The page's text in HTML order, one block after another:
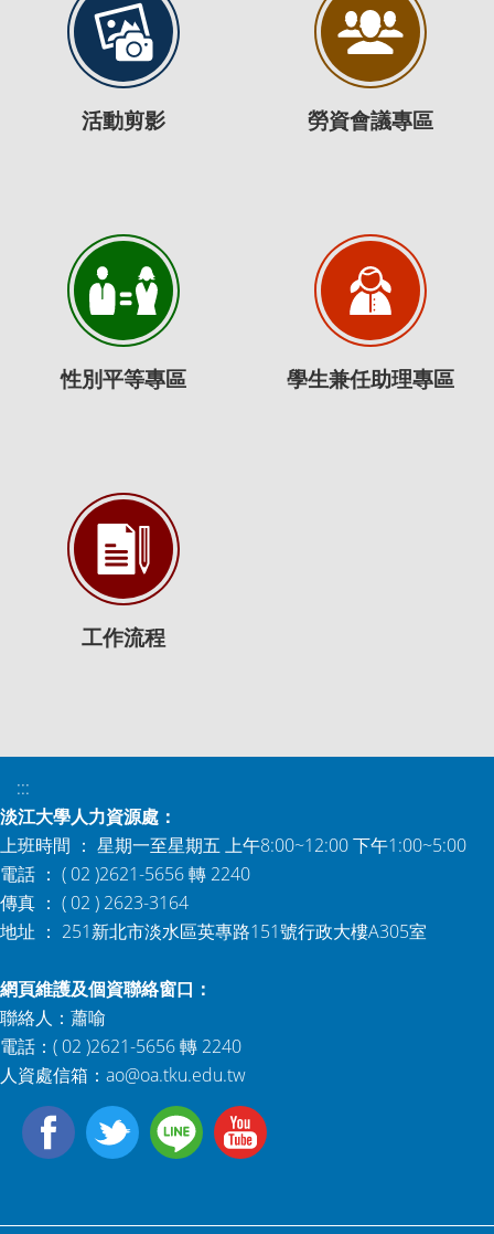
活動剪影 勞資會議專區
性別平等專區 學生兼任助理專區
工作流程
:::
淡江大學人力資源處：
上班時間 ： 星期一至星期五 上午8:00~12:00 下午1:00~5:00
電話 ： ( 02 )2621-5656 轉 2240
傳真 ： ( 02 ) 2623-3164
地址 ： 251新北市淡水區英專路151號行政大樓A305室
網頁維護及個資聯絡窗口：
聯絡人：蕭喻
電話：( 02 )2621-5656 轉 2240
人資處信箱： ao@oa.tku.edu.tw